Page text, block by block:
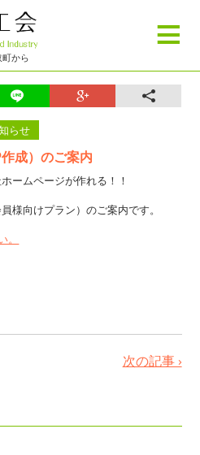
から ≡
らせ
成）のご案内
ームページが作れる！！
様向けプラン）のご案内です。
次の記事 ›